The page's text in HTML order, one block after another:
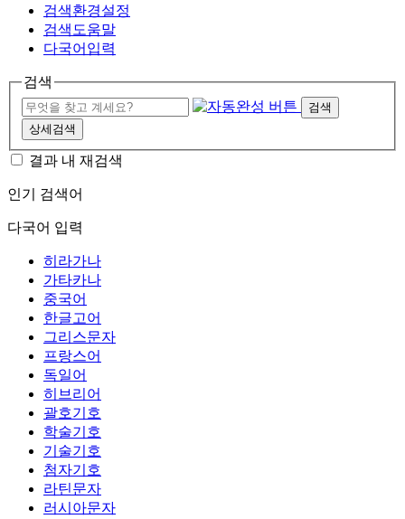
검색환경설정
검색도움말
다국어입력
검색
검색
상세검색
결과 내 재검색
인기 검색어
다국어 입력
히라가나
가타카나
중국어
한글고어
그리스문자
프랑스어
독일어
히브리어
괄호기호
학술기호
기술기호
첨자기호
라틴문자
러시아문자